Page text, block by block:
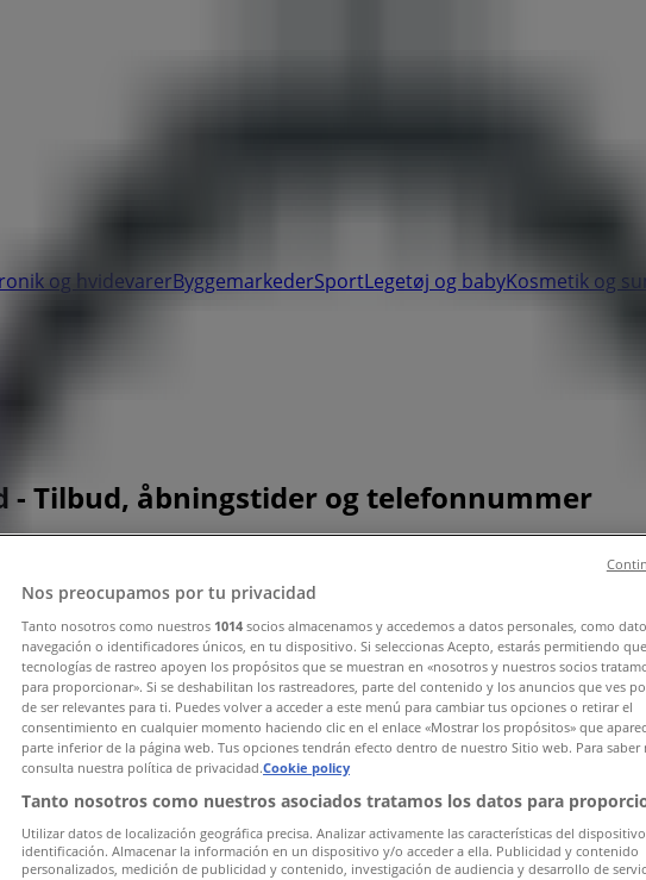
og hvidevarerByggemarkederSportLegetøj og babyKosmetik og
- Tilbud, åbningstider og telefonnummer
Nos preocupamos por tu privacidad
Tanto nosotros como nuestros 1014 socios almacenamos y accedemos a datos personales, como
navegación o identificadores únicos, en tu dispositivo. Si seleccionas Acepto, estarás permitiendo
tecnologías de rastreo apoyen los propósitos que se muestran en «nosotros y nuestros socios
para proporcionar». Si se deshabilitan los rastreadores, parte del contenido y los anuncios que ves
de ser relevantes para ti. Puedes volver a acceder a este menú para cambiar tus opciones o retirar el
consentimiento en cualquier momento haciendo clic en el enlace «Mostrar los propósitos» que
parte inferior de la página web. Tus opciones tendrán efecto dentro de nuestro Sitio web. Para saber
consulta nuestra política de privacidad.Cookie policy
Tanto nosotros como nuestros asociados tratamos los datos para
Utilizar datos de localización geográfica precisa. Analizar activamente las características del
identificación. Almacenar la información en un dispositivo y/o acceder a ella. Publicidad y contenido
personalizados, medición de publicidad y contenido, investigación de audiencia y desarrollo de